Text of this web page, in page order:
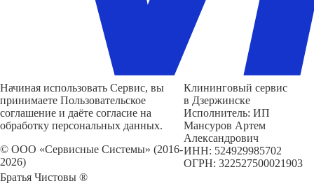
Начиная использовать Сервис, вы
принимаете Пользовательское
соглашение и даёте согласие на
обработку персональных данных.
© ООО «Сервисные Системы» (2016-
2026)
Братья Чистовы ®
Клининговый сервис
в Дзержинске
Исполнитель: ИП
Мансуров Артем
Александрович
ИНН: 524929985702
ОГРН: 322527500021903